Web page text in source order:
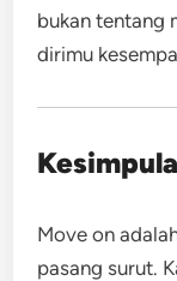
bukan tentang
dirimu
Move on
pasang surut.